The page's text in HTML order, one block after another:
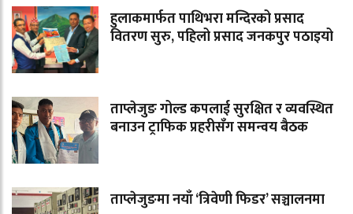
हुलाकमार्फत पाथिभरा मन्दिरको प्रसाद
वितरण सुरु, पहिलो प्रसाद जनकपुर पठाइयो
ताप्लेजुङ गोल्ड कपलाई सुरक्षित र व्यवस्थित
बनाउन ट्राफिक प्रहरीसँग समन्वय बैठक
ताप्लेजुङमा नयाँ ‘त्रिवेणी फिडर’ सञ्चालनमा